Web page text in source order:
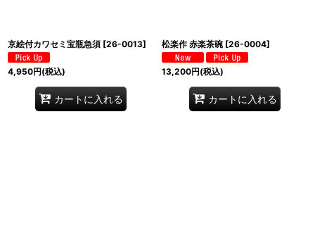
京絵付カワセミ宝瓶急須 [26-0013]
4,950円(税込)
カートに入れる
松楽作 赤楽茶碗 [26-0004]
13,200円(税込)
カートに入れる